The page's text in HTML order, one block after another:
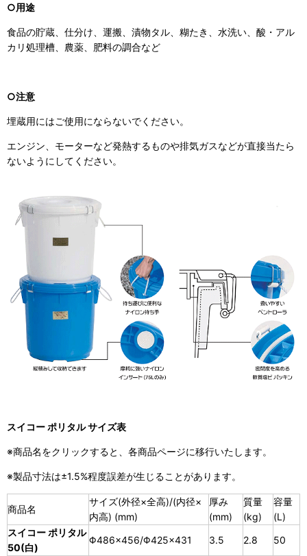
○用途
食品の貯蔵、仕分け、運搬、漬物タル、糊たき、水洗い、酸・アル
カリ処理槽、農薬、肥料の調合など
○注意
埋蔵用にはご使用にならないでください。
エンジン、モーターなど発熱するものや排気ガスなどが直接当たら
ないようにしてください。
スイコー ポリタル サイズ表
※商品名をクリックすると、各商品ページに移行いたします。
※製品寸法は±1.5%程度誤差が生じることがあります。
商品名
サイズ(外径×全高)/(内径×
内高) (mm)
厚み
(mm)
質量
(kg)
容量
(L)
スイコー ポリタル
50(白)
Φ486×456/Φ425×431 3.5 2.8
50